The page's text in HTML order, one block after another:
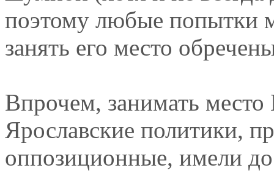
поэтому любые попытки
занять его место
Впрочем, занимать место
Ярославские политики,
оппозиционные, имели